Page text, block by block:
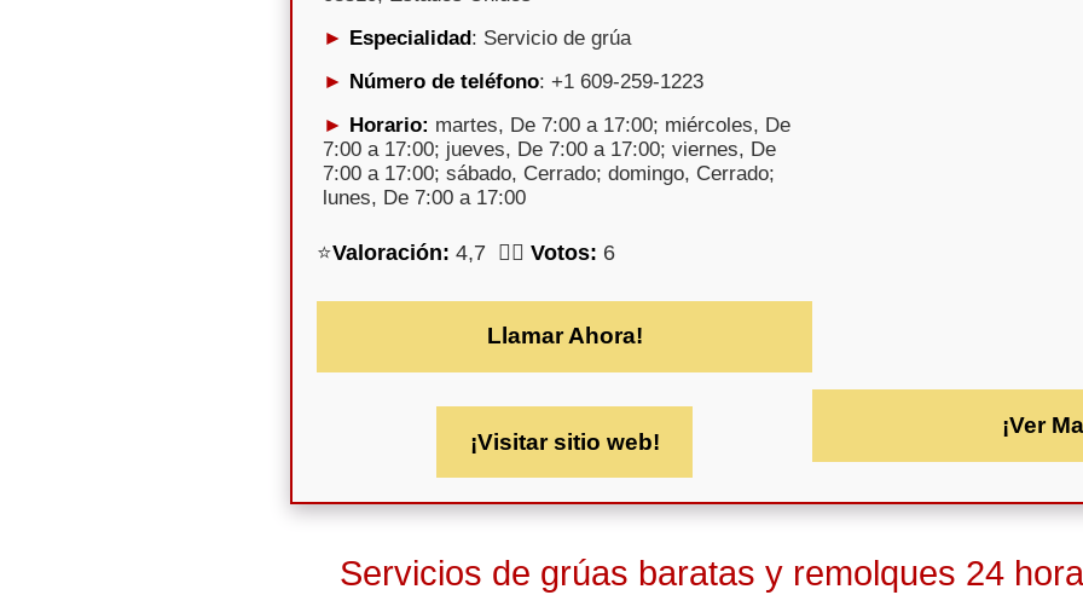
Especialidad: Servicio de grúa
Número de teléfono: +1 609-259-1223
Horario: martes, De 7:00 a 17:00; miércoles, De
7:00 a 17:00; jueves, De 7:00 a 17:00; viernes, De
7:00 a 17:00; sábado, Cerrado; domingo, Cerrado;
lunes, De 7:00 a 17:00
⭐Valoración: 4,7 🕵️‍♀️ Votos: 6
Llamar Ahora!
¡Visitar sitio web!
¡Ver
Servicios de grúas baratas y remolques 24